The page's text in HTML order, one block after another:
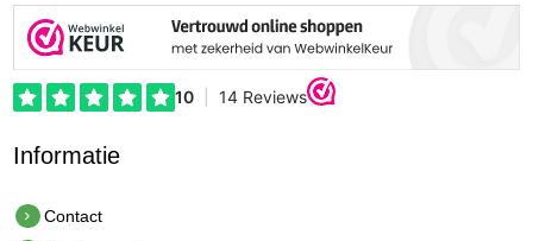
Informatie
Contact